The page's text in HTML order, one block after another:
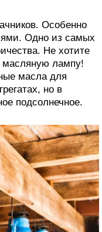
Особенно
Одно из самых
Не хотите
масляную лампу!
масла для
но в
подсолнечное.